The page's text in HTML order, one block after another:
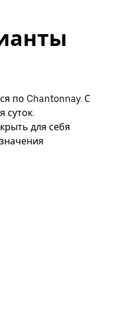
по Chantonnay. С
суток.
для себя